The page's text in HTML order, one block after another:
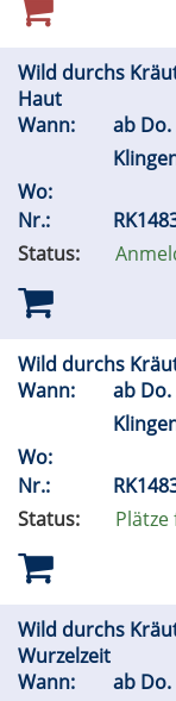
Wild durchs
Haut
Wann:
ab Do.
Wo:
Nr.:
Status:
Wild durchs
Wann:
ab Do.
Wo:
Nr.:
Status:
Plätze
Wild durchs
Wurzelzeit
Wann:
ab Do.